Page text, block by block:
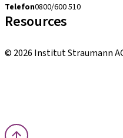
Telefon0800/600 510
Resources
© 2026 Institut Straumann